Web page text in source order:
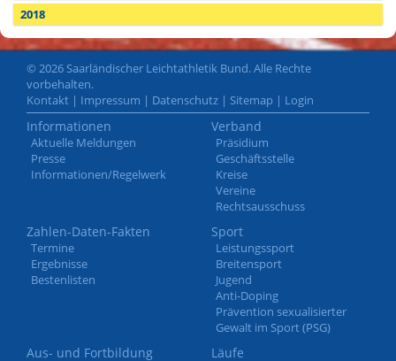
2018
© 2026 Saarländischer Leichtathletik Bund. Alle Rechte
vorbehalten.
Kontakt | Impressum | Datenschutz | Sitemap | Login
Informationen
Aktuelle Meldungen
Presse
Informationen/Regelwerk
Verband
Präsidium
Geschäftsstelle
Kreise
Vereine
Rechtsausschuss
Zahlen-Daten-Fakten
Termine
Ergebnisse
Bestenlisten
Sport
Leistungssport
Breitensport
Jugend
Anti-Doping
Prävention sexualisierter
Gewalt im Sport (PSG)
Aus- und Fortbildung Läufe